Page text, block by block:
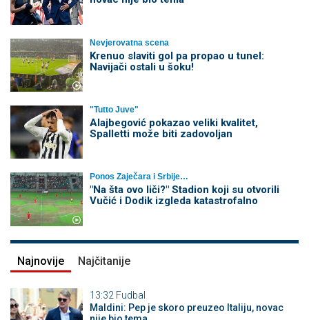
Nevjerovatna scena
Krenuo slaviti gol pa propao u tunel:
Navijači ostali u šoku!
"Tutto Juve"
Alajbegović pokazao veliki kvalitet,
Spalletti može biti zadovoljan
Ponos Zaječara i Srbije…
"Na šta ovo liči?" Stadion koji su otvorili
Vučić i Dodik izgleda katastrofalno
Najnovije Najčitanije
13:32 Fudbal
Maldini: Pep je skoro preuzeo Italiju, novac